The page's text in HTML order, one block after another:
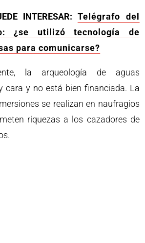
INTERESAR: Telégrafo del
¿se utilizó tecnología de
para comunicarse?
la arqueología de aguas
cara y no está bien financiada. La
se realizan en naufragios
riquezas a los cazadores de